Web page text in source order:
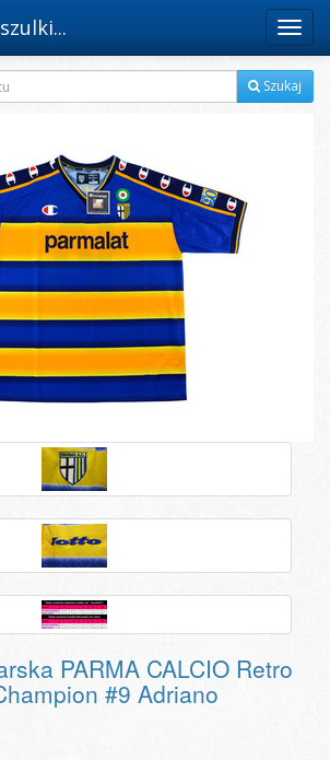
Menu
Szukaj
PARMA CALCIO Retro
#9 Adriano